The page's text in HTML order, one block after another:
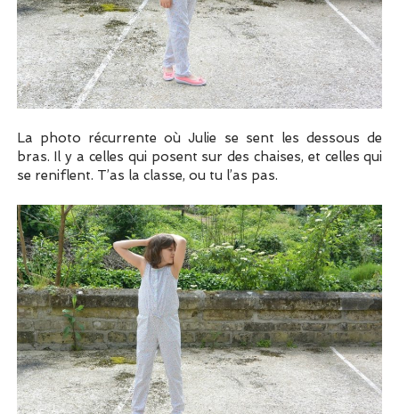
La photo récurrente où Julie se sent les dessous de
bras. Il y a celles qui posent sur des chaises, et celles qui
se reniflent. T’as la classe, ou tu l’as pas.